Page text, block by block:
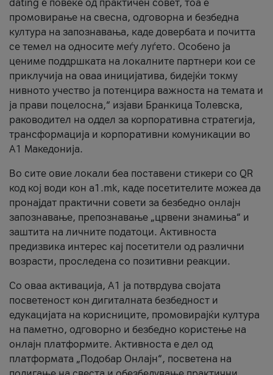
dating е повеќе од практичен совет, тоа е
промовирање на свесна, одговорна и безбедна
култура на запознавања, каде довербата и почитта
се темел на односите меѓу луѓето. Особено ја
цениме поддршката на локалните партнери кои се
приклучија на оваа иницијатива, бидејќи токму
нивното учество ја потенцира важноста на темата и
ја прави поцелосна,“ изјави Бранкица Толевска,
раководител на оддел за корпоративна стратегија,
трансформација и корпоративни комуникации во
А1 Македонија.
Во сите овие локали беа поставени стикери со QR
код кој води кон a1.mk, каде посетителите можеа да
пронајдат практични совети за безбедно онлајн
запознавање, препознавање „црвени знамиња“ и
заштита на личните податоци. Активноста
предизвика интерес кај посетители од различни
возрасти, проследена со позитивни реакции.
Со оваа активација, А1 ја потврдува својата
посветеност кон дигиталната безбедност и
едукацијата на корисниците, промовирајќи култура
на паметно, одговорно и безбедно користење на
онлајн платформите. Активноста е дел од
платформата „Подобар Онлајн“, посветена на